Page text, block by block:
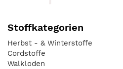
Stoffkategorien
Herbst - & Winterstoffe
Cordstoffe
Walkloden